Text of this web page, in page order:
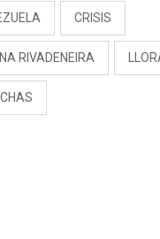
CRISIS
RIVADENEIRA